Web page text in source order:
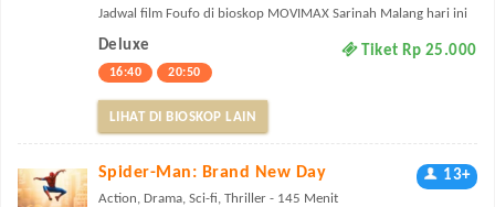
Jadwal film Foufo di bioskop MOVIMAX Sarinah Malang hari ini
Deluxe Tiket Rp 25.000
16:40 20:50
LIHAT DI BIOSKOP LAIN
Spider-Man: Brand New Day 13+
Action, Drama, Sci-fi, Thriller - 145 Menit